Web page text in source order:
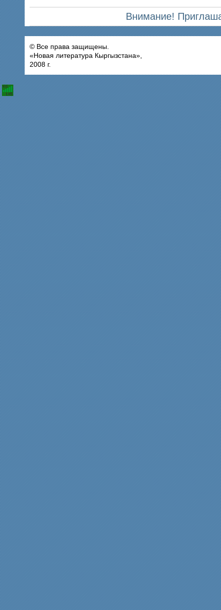
Внимание!
© Все права защищены.
«Новая литература Кыргызстана»,
2008 г.